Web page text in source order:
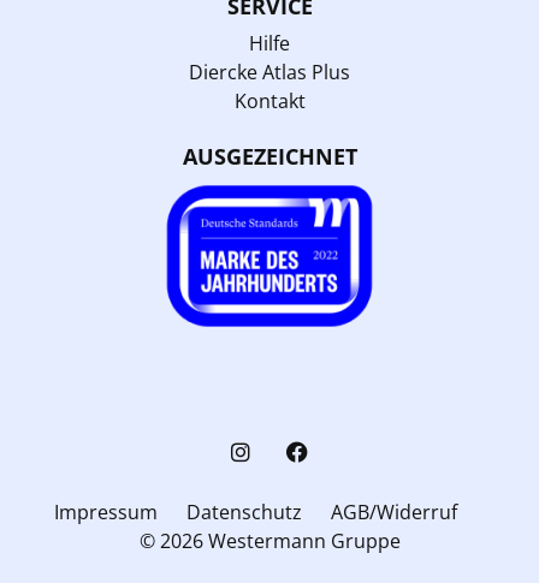
Hilfe
Diercke Atlas Plus
Kontakt
AUSGEZEICHNET
Impressum Datenschutz
AGB/Widerruf
© 2026 Westermann Gruppe